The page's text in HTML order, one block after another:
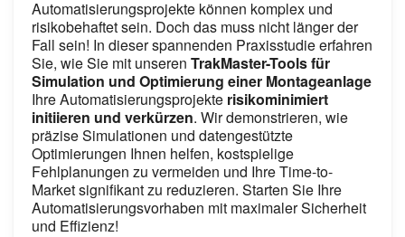
Automatisierungsprojekte können komplex und
risikobehaftet sein. Doch das muss nicht länger der
Fall sein! In dieser spannenden Praxisstudie erfahren
Sie, wie Sie mit unseren TrakMaster-Tools für
Simulation und Optimierung einer Montageanlage
Ihre Automatisierungsprojekte risikominimiert
initiieren und verkürzen. Wir demonstrieren, wie
präzise Simulationen und datengestützte
Optimierungen Ihnen helfen, kostspielige
Fehlplanungen zu vermeiden und Ihre Time-to-
Market signifikant zu reduzieren. Starten Sie Ihre
Automatisierungsvorhaben mit maximaler Sicherheit
und Effizienz!